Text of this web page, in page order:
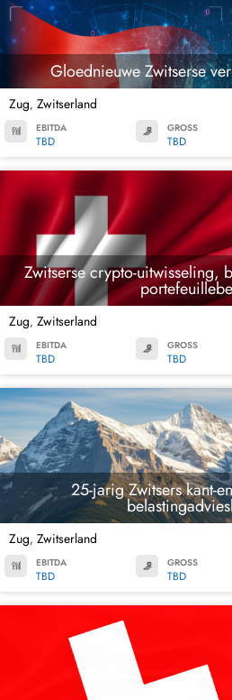
Gloednieuwe Zwitserse
Zug, Zwitserland
EBITDA
TBD
GROSS
TBD
Zwitserse crypto-uitwisseling,
Zug, Zwitserland
EBITDA
TBD
GROSS
TBD
25-jarig Zwitsers kant-
Zug, Zwitserland
EBITDA
TBD
GROSS
TBD